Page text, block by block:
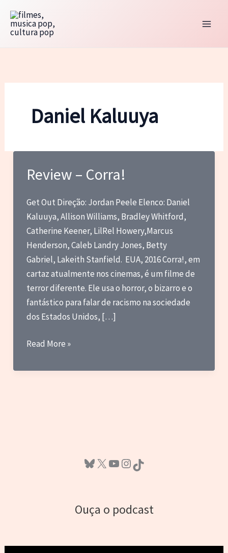
para
Bluesky X Youtube InstagramTikTok
Ouça o podcast
Daniel Kaluuya
Review – Corra!
Get Out Direção: Jordan Peele Elenco: Daniel
Kaluuya, Allison Williams, Bradley Whitford,
Catherine Keener, LilRel Howery,Marcus
Henderson, Caleb Landry Jones, Betty
Gabriel, Lakeith Stanfield. EUA, 2016 Corra!, em
cartaz atualmente nos cinemas, é um filme de
terror diferente. Ele usa o horror, o bizarro e o
fantástico para falar de racismo na sociedade
dos Estados Unidos, […]
Review
Corra!
Read More »